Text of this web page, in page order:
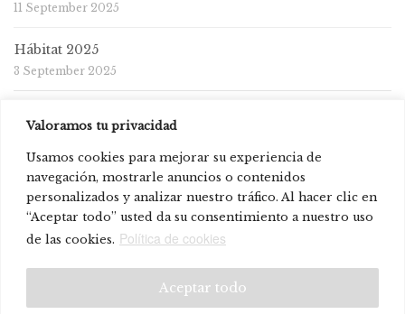
Valoramos tu privacidad
Usamos cookies para mejorar su experiencia de
navegación, mostrarle anuncios o contenidos
personalizados y analizar nuestro tráfico. Al hacer clic en
“Aceptar todo” usted da su consentimiento a nuestro uso
de las cookies. Política de cookies
Aceptar todo
11 September 2025
Hábitat 2025
3 September 2025
© Systemtronic |Rechtliche Warnung